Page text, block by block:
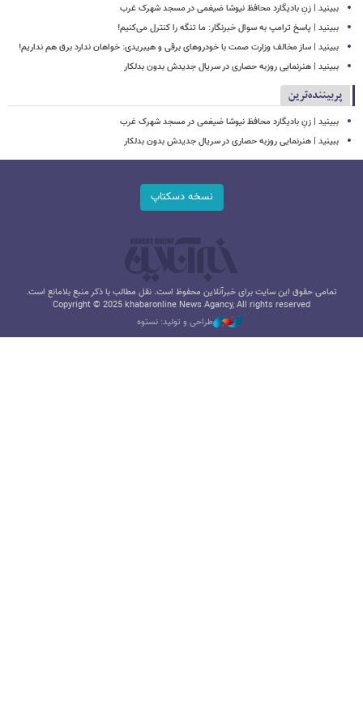
ببینید | زنِ بادیگارد محافظ نیوشا ضیغمی در مسجد شهرک غرب
ببینید | پاسخ ترامپ به سوال خبرنگار: ما تنگه را کنترل می‌کنیم!
ببینید | ساز مخالف وزارت صمت با خودروهای برقی و هیبریدی: خواهان ندارد برق هم نداریم!
ببینید | هنرنمایی روزبه حصاری در سریال جدیدش بدون بدلکار
پربیننده‌ترین
ببینید | زنِ بادیگارد محافظ نیوشا ضیغمی در مسجد شهرک غرب
ببینید | هنرنمایی روزبه حصاری در سریال جدیدش بدون بدلکار
نسخه دسکتاپ
تمامی حقوق این سایت برای خبرآنلاین محفوظ است. نقل مطالب با ذکر منبع بلامانع است.
Copyright © 2025 khabaronline News Agancy, All rights reserved
طراحی و تولید: نستوه